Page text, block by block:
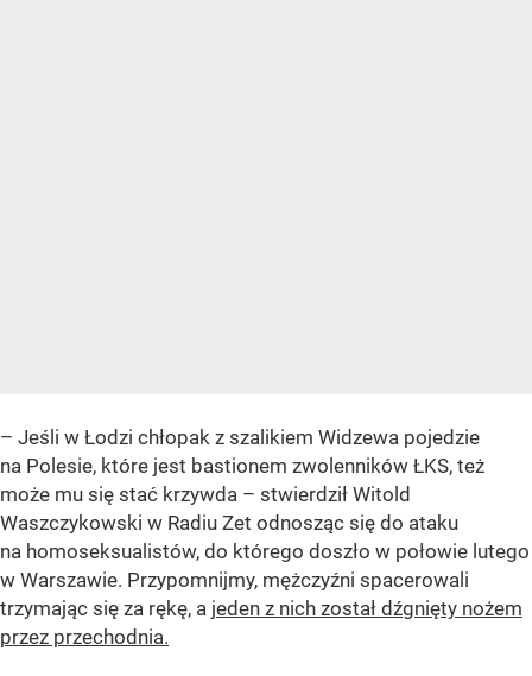
– Jeśli w Łodzi chłopak z szalikiem Widzewa pojedzie
na Polesie, które jest bastionem zwolenników ŁKS, też
może mu się stać krzywda – stwierdził Witold
Waszczykowski w Radiu Zet odnosząc się do ataku
na homoseksualistów, do którego doszło w połowie lutego
w Warszawie. Przypomnijmy, mężczyźni spacerowali
trzymając się za rękę, a jeden z nich został dźgnięty nożem
przez przechodnia.